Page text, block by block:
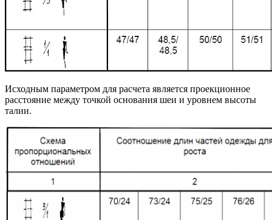
Исходным параметром для расчета является проекционное
расстояние между точкой основания шеи и уровнем высоты
талии.